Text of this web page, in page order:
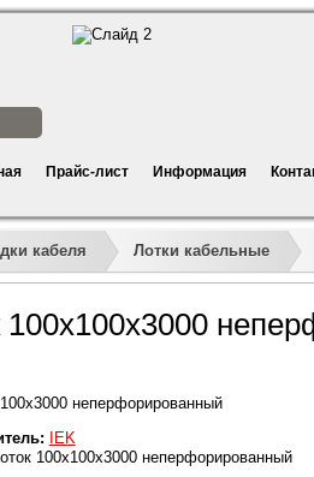
Прайс-лист Информация
кабеля Лотки кабельные
100х100х3000
неперфорированный
IEK
100х100х3000 неперфорированный